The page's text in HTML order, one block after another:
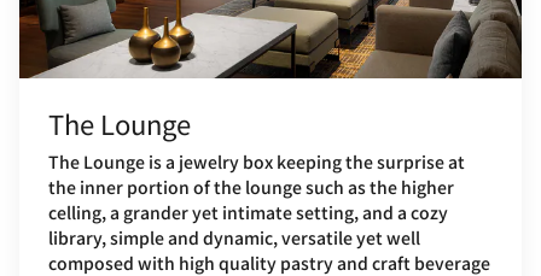
The Lounge
The Lounge is a jewelry box keeping the surprise at
the inner portion of the lounge such as the higher
celling, a grander yet intimate setting, and a cozy
library, simple and dynamic, versatile yet well
composed with high quality pastry and craft beverage